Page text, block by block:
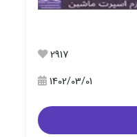
2917
1402/03/01